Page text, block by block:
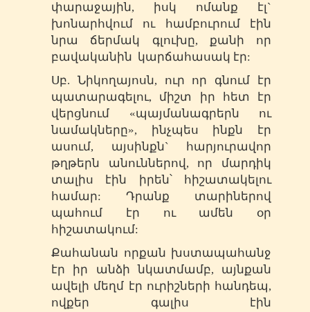
փարաջային, իսկ ոմանք էլ`
խոնարհվում ու համբուրում էին
նրա ճերմակ գլուխը, քանի որ
բավականին կարճահասակ էր:
Սբ. Նիկողայոսն, ուր որ գնում էր
պատարագելու, միշտ իր հետ էր
վերցնում «պայմանագրերն ու
նամակները», ինչպես ինքն էր
ասում, այսինքն` հարյուրավոր
թղթերն անուններով, որ մարդիկ
տալիս էին իրեն՝ հիշատակելու
համար: Դրանք տարիներով
պահում էր ու ամեն օր
հիշատակում:
Քահանան որքան խստապահանջ
էր իր անձի նկատմամբ, այնքան
ավելի մեղմ էր ուրիշների հանդեպ,
ովքեր գալիս էին